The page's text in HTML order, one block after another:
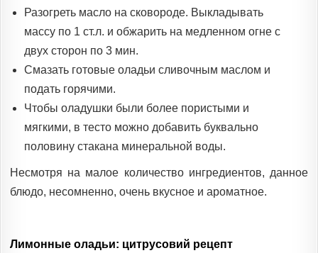
Разогреть масло на сковороде. Выкладывать
массу по 1 ст.л. и обжарить на медленном огне с
двух сторон по 3 мин.
Смазать готовые оладьи сливочным маслом и
подать горячими.
Чтобы оладушки были более пористыми и
мягкими, в тесто можно добавить буквально
половину стакана минеральной воды.
Несмотря на малое количество ингредиентов, данное
блюдо, несомненно, очень вкусное и ароматное.
Лимонные оладьи: цитрусовий рецепт